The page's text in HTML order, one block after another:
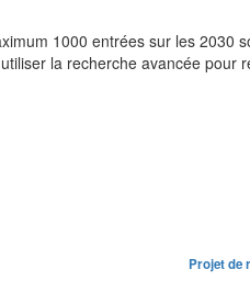
1000 entrées sur les 2030
la recherche avancée pour
Projet de